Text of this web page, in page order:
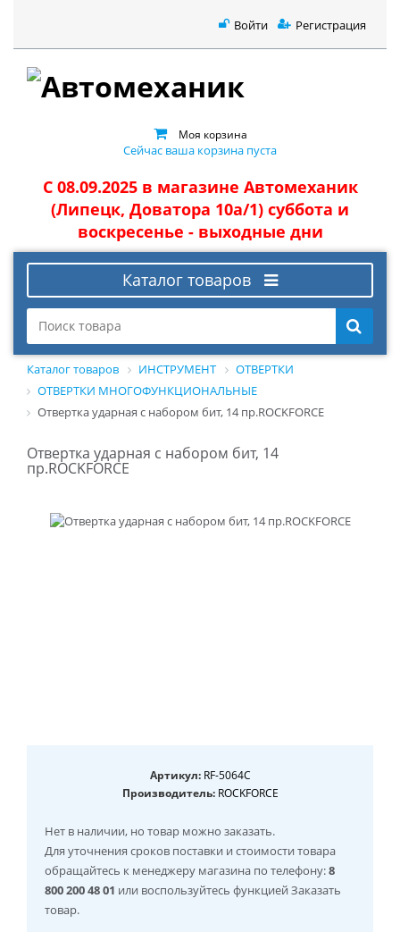
Войти Регистрация
Моя корзина
Сейчас ваша корзина пуста
С 08.09.2025 в магазине Автомеханик
(Липецк, Доватора 10а/1) суббота и
воскресенье - выходные дни
Каталог товаров
Каталог товаров ИНСТРУМЕНТ
ОТВЕРТКИ
ОТВЕРТКИ МНОГОФУНКЦИОНАЛЬНЫЕ
Отвертка ударная с набором бит, 14 пр.ROCKFORCE
Отвертка ударная с набором бит, 14
пр.ROCKFORCE
Артикул:RF-5064C
Производитель:ROCKFORCE
Нет в наличии, но товар можно заказать.
Для уточнения сроков поставки и стоимости товара
обращайтесь к менеджеру магазина по телефону:8
800 200 48 01 или воспользуйтесь функцией Заказать
товар.